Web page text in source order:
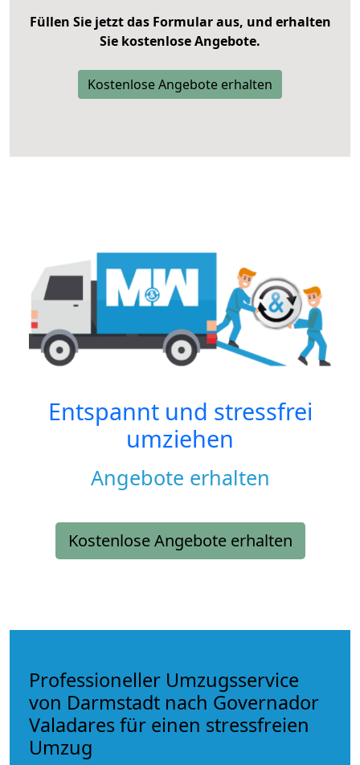
Füllen Sie jetzt das Formular aus, und erhalten
Sie kostenlose Angebote.
Kostenlose Angebote erhalten
Entspannt und stressfrei
umziehen
Angebote erhalten
Kostenlose Angebote erhalten
Professioneller Umzugsservice
von Darmstadt nach Governador
Valadares für einen stressfreien
Umzug